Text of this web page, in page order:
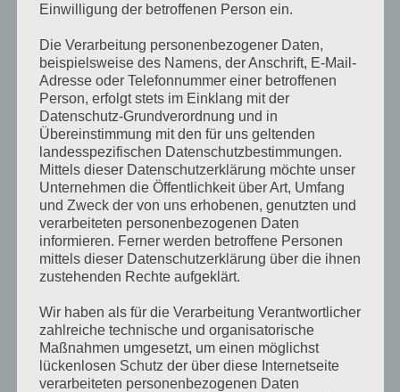
Recent Posts
Conubia nostra per inceptos himenaeos
25. OKTOBER 2016 / 0 COMMENTS
Pellentesque nibh aenean quam in scelerisque
25. OKTOBER 2016 / 0 COMMENTS
Luctus non massa fusce ac turpis quis
25. OKTOBER 2016 / 0 COMMENTS
Instagram
Einwilligung der betroffenen Person ein.
Die Verarbeitung personenbezogener Daten,
beispielsweise des Namens, der Anschrift, E-Mail-
Adresse oder Telefonnummer einer betroffenen
Person, erfolgt stets im Einklang mit der
Datenschutz-Grundverordnung und in
Übereinstimmung mit den für uns geltenden
landesspezifischen Datenschutzbestimmungen.
Mittels dieser Datenschutzerklärung möchte unser
Unternehmen die Öffentlichkeit über Art, Umfang
und Zweck der von uns erhobenen, genutzten und
verarbeiteten personenbezogenen Daten
informieren. Ferner werden betroffene Personen
mittels dieser Datenschutzerklärung über die ihnen
zustehenden Rechte aufgeklärt.
Wir haben als für die Verarbeitung Verantwortlicher
zahlreiche technische und organisatorische
Maßnahmen umgesetzt, um einen möglichst
lückenlosen Schutz der über diese Internetseite
verarbeiteten personenbezogenen Daten